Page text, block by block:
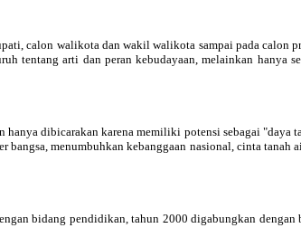
calon walikota dan wakil walikota sampai pada calon
tentang arti dan peran kebudayaan, melainkan hanya
hanya dibicarakan karena memiliki potensi sebagai "daya
bangsa, menumbuhkan kebanggaan nasional, cinta tanah
bidang pendidikan, tahun 2000 digabungkan dengan